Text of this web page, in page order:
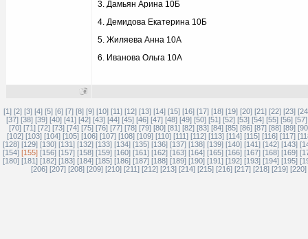
3. Дамьян Арина 10Б
4. Демидова Екатерина 10Б
5. Жиляева Анна 10А
6. Иванова Ольга 10А
[1] [2] [3] [4] [5] [6] [7] [8] [9] [10] [11] [12] [13] [14] [15] [16] [17] [18] [19] [20] [21] [22] [23]
[37] [38] [39] [40] [41] [42] [43] [44] [45] [46] [47] [48] [49] [50] [51] [52] [53] [54] [55] [56] [57]
[70] [71] [72] [73] [74] [75] [76] [77] [78] [79] [80] [81] [82] [83] [84] [85] [86] [87] [88] [89]
[102] [103] [104] [105] [106] [107] [108] [109] [110] [111] [112] [113] [114] [115] [116] [117]
[128] [129] [130] [131] [132] [133] [134] [135] [136] [137] [138] [139] [140] [141] [142] [143]
[154] [155] [156] [157] [158] [159] [160] [161] [162] [163] [164] [165] [166] [167] [168] [169]
[180] [181] [182] [183] [184] [185] [186] [187] [188] [189] [190] [191] [192] [193] [194] [195]
[206] [207] [208] [209] [210] [211] [212] [213] [214] [215] [216] [217] [218] [219] [220]